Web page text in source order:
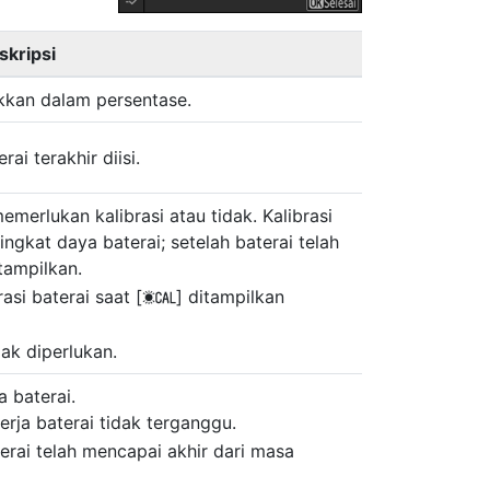
dalam persentase.
terakhir diisi.
kalibrasi atau tidak. Kalibrasi
daya baterai; setelah baterai telah
baterai saat [j] ditampilkan
diperlukan.
baterai.
baterai tidak terganggu.
telah mencapai akhir dari masa